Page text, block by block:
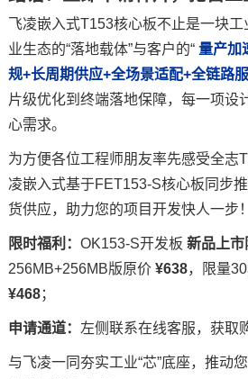
飞凌嵌入式T153核心板不止是一块
业生态的“落地载体”与客户的“ 量产加
规+长周期供应+全场景适配+全链路
片级优化到终端落地保障，每一项设
心需求。
为方便各位工程师朋友率先感受全志
凌嵌入式基于FET153-S核心板同步
货供应，助力您的项目开发快人一步！
限时福利： OK153-S开发板 新品上市
256MB+256MB版原价 ¥638，限量
¥468；
申请通道： 左侧联系在线客服，获取
与飞凌一同夯实工业“芯”底座，推动